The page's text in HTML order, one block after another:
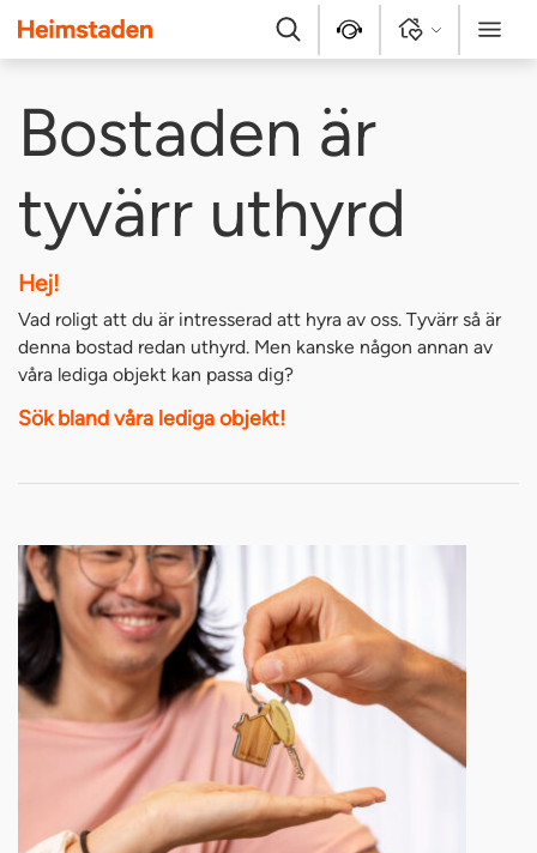
Heimstaden
Sök Kontakt Logga in Meny
Bostaden är
tyvärr uthyrd
Hej!
Vad roligt att du är intresserad att hyra av oss. Tyvärr så är
denna bostad redan uthyrd. Men kanske någon annan av
våra lediga objekt kan passa dig?
Sök bland våra lediga objekt!